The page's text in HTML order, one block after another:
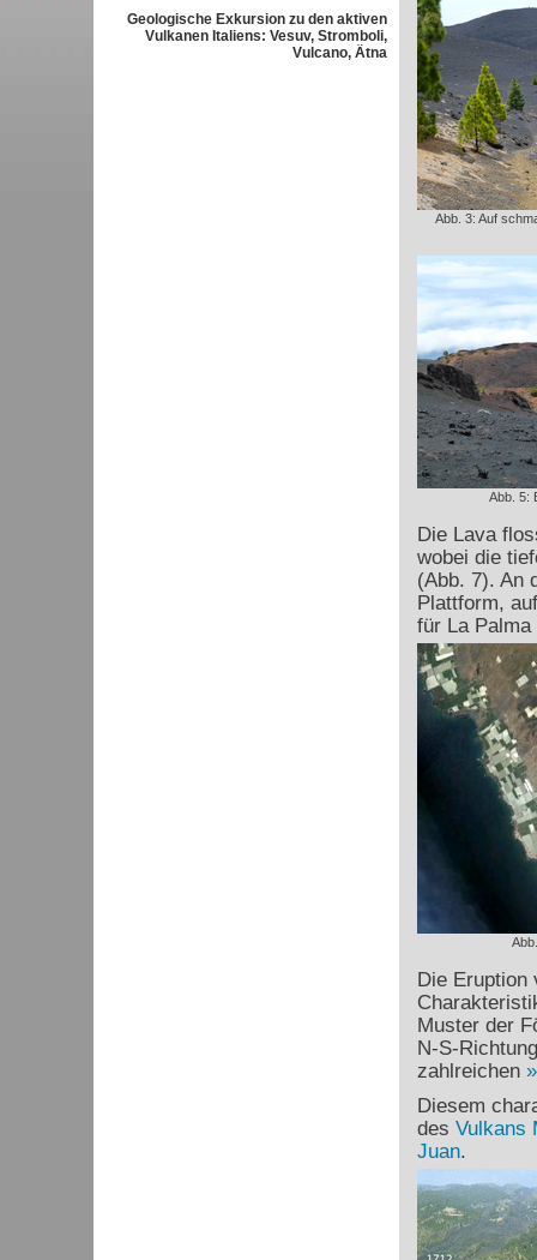
Geologische Exkursion zu den aktiven
Vulkanen Italiens: Vesuv, Stromboli,
Vulcano, Ätna
Abb. 3: Auf
Abb. 5:
Die Lava
wobei die
(Abb. 7). An
Plattform,
für La Palma
Die Eruption
Muster der
N-S-
zahlreichen
Diesem
des Vulkans
Juan.